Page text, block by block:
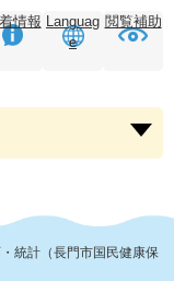
情報 Languag
e
閲覧補助
ー
を
統計（長門市国民健康保